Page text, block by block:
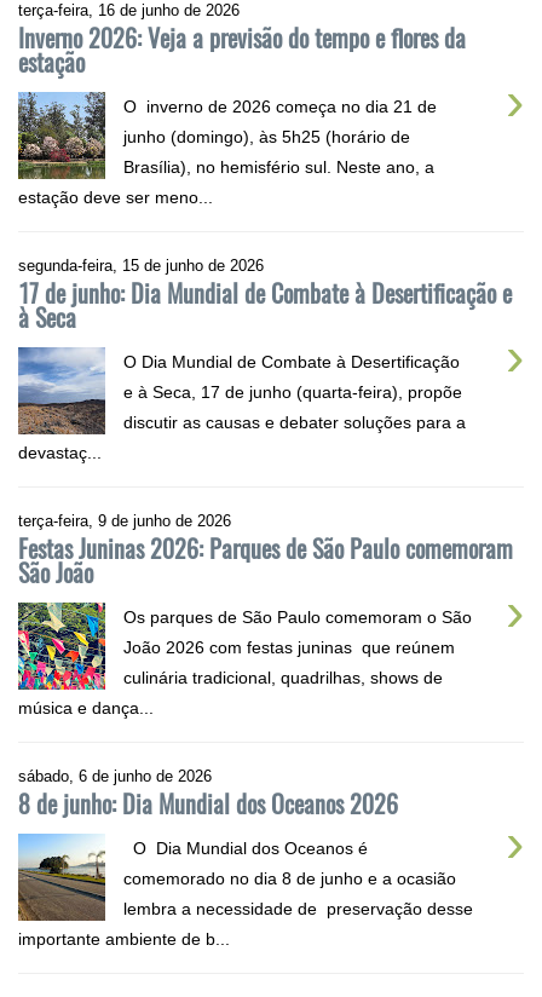
terça-feira, 16 de junho de 2026
Inverno 2026: Veja a previsão do tempo e flores da
estação
›
O inverno de 2026 começa no dia 21 de
junho (domingo), às 5h25 (horário de
Brasília), no hemisfério sul. Neste ano, a
estação deve ser meno...
segunda-feira, 15 de junho de 2026
17 de junho: Dia Mundial de Combate à Desertificação e
à Seca
›
O Dia Mundial de Combate à Desertificação
e à Seca, 17 de junho (quarta-feira), propõe
discutir as causas e debater soluções para a
devastaç...
terça-feira, 9 de junho de 2026
Festas Juninas 2026: Parques de São Paulo comemoram
São João
›
Os parques de São Paulo comemoram o São
João 2026 com festas juninas que reúnem
culinária tradicional, quadrilhas, shows de
música e dança...
sábado, 6 de junho de 2026
8 de junho: Dia Mundial dos Oceanos 2026
›
O Dia Mundial dos Oceanos é
comemorado no dia 8 de junho e a ocasião
lembra a necessidade de preservação desse
importante ambiente de b...